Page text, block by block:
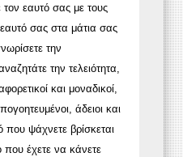
τον εαυτό σας με τους
σας στα μάτια σας
την
την τελειότητα,
και μοναδικοί,
άδειοι και
που ψάχνετε βρίσκεται
έχετε να κάνετε